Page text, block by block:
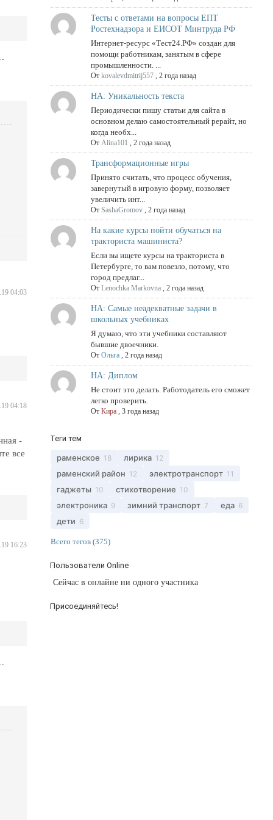
04:03
04:18
-
все
16:23
Тесты с ответами на вопросы ЕПТ
Ростехнадзора и ЕИСОТ Минтруда РФ
Интернет-ресурс «Тест24.РФ» создан для
помощи работникам, занятым в сфере
промышленности. ...
Отkovalevdmitrij557 ,2 года назад
НА: Уникальность текста
Периодически пишу статьи для сайта в
основном делаю самостоятельный рерайт, но
когда необх...
ОтAlina101 ,2 года назад
Трансформационные игры
Принято считать, что процесс обучения,
завернутый в игровую форму, позволяет
увеличить инт...
ОтSashaGromov ,2 года назад
На какие курсы пойти обучаться на
тракториста машиниста?
Если вы ищете курсы на тракториста в
Петербурге, то вам повезло, потому, что
город предлаг...
ОтLenochka Markovna ,2 года назад
НА: Самые неадекватные задачи в
школьных учебниках
Я думаю, что эти учебники составляют
бывшие двоечники.
ОтОльга ,2 года назад
НА: Диплом
Не стоит это делать. Работодатель его сможет
легко проверить.
ОтКира ,3 года назад
Теги тем
раменское 18 лирика 12
раменский район 12 электротранспорт 11
гаджеты 10 стихотворение 10
электроника 9 зимний транспорт 7 еда 6
дети 6
Всего тегов (375)
Пользователи Online
Сейчас в онлайне ни одного участника
Присоединяйтесь!